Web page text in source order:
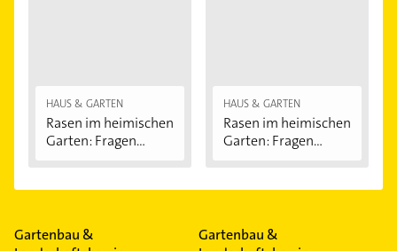
HAUS & GARTEN
Rasen im heimischen
Garten: Fragen...
HAUS & GARTEN
Rasen im heimischen
Garten: Fragen...
Gartenbau &
Gartenbau &